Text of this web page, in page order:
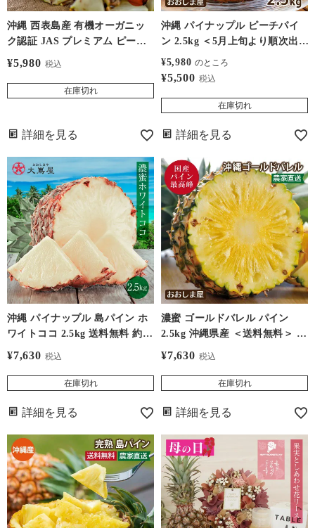
沖縄 西表島産 有機オーガニッ
ク認証 JAS プレミアム ピーチ
パイン 2.5kg パイナップル ＜4
入り 送料無料 クール便 農家直
¥5,980 税込
在庫切れ
詳細を見る
沖縄 パイナップル ピーチパイ
ン 2.5kg ＜5月上旬より順次出
荷＞ 約2玉～6玉入り 送料無料
クール便 農家直送 フルーツ 果
¥5,980 のところ
¥5,500 税込
在庫切れ
詳細を見る
沖縄 パイナップル 島パイン ホ
ワイトココ 2.5kg 送料無料 約2
玉～3玉入り 農家直送 ＜7月上
ない世界で紹介された新品種パ
¥7,630 税込
在庫切れ
詳細を見る
濃蜜 ゴールドバレル パイン
2.5kg 沖縄県産 ＜送料無料＞ ク
ール代別 6月上旬から順次出荷
ツ 大嶌屋（おおしまや）
¥7,630 税込
在庫切れ
詳細を見る